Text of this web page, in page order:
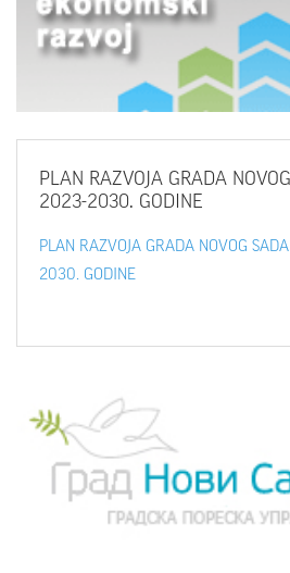
PLAN RAZVOJA GRADA
2023-2030. GODINE
PLAN RAZVOJA GRADA NOVOG
2030. GODINE